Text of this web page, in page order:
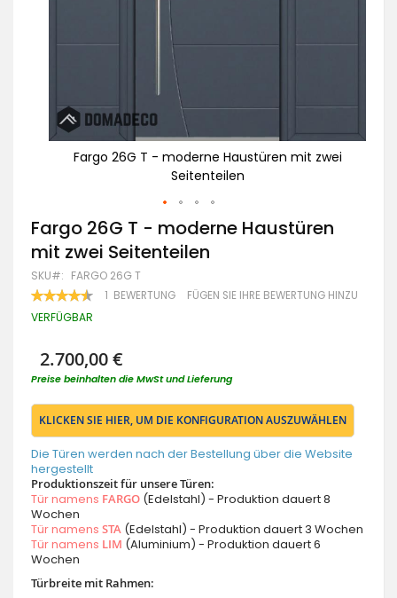
Fargo 26G T - moderne Haustüren mit zwei
Seitenteilen
Zum
Anfang
der
Bildgalerie
springen
Fargo 26G T - moderne Haustüren
mit zwei Seitenteilen
SKU FARGO 26G T
BEWERTUNG:
100
1 BEWERTUNG FÜGEN SIE IHRE BEWERTUNG HINZU
VERFÜGBAR
2.700,00 €
Preise beinhalten die MwSt und Lieferung
KLICKEN SIE HIER, UM DIE KONFIGURATION AUSZUWÄHLEN
Die Türen werden nach der Bestellung über die Website
hergestellt
Produktionszeit für unsere Türen:
Tür namens FARGO (Edelstahl) - Produktion dauert 8
Wochen
Tür namens STA (Edelstahl) - Produktion dauert 3 Wochen
Tür namens LIM (Aluminium) - Produktion dauert 6
Wochen
Türbreite mit Rahmen: